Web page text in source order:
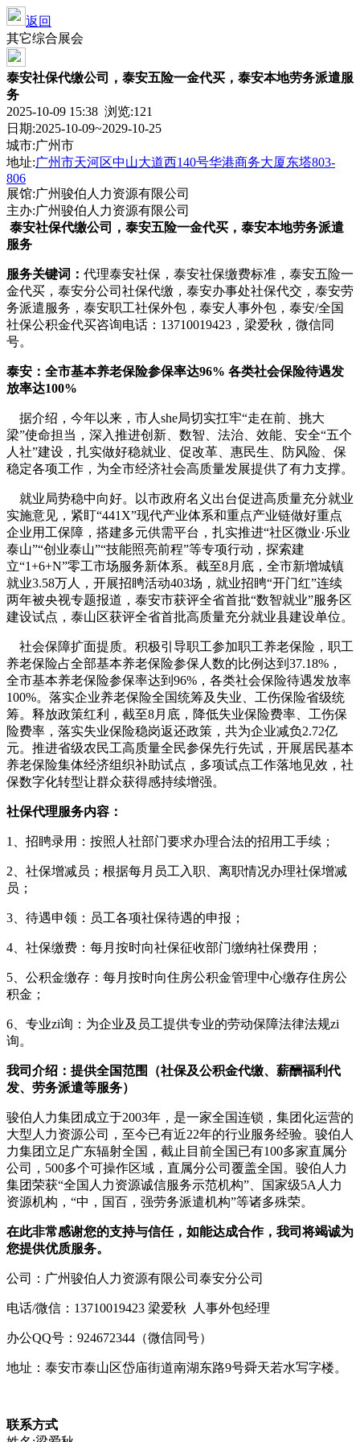
返回
其它综合展会
泰安社保代缴公司，泰安五险一金代买，泰安本地劳务派遣服
务
2025-10-09 15:38 浏览:121
日期:2025-10-09~2029-10-25
城市:广州市
地址:广州市天河区中山大道西140号华港商务大厦东塔803-
806
展馆:广州骏伯人力资源有限公司
主办:广州骏伯人力资源有限公司
泰安社保代缴公司，泰安五险一金代买，泰安本地劳务派遣
服务
服务关键词： 代理泰安社保，泰安社保缴费标准，泰安五险一
金代买，泰安分公司社保代缴，泰安办事处社保代交，泰安劳
务派遣服务，泰安职工社保外包，泰安人事外包，泰安/全国
社保公积金代买咨询电话：13710019423，梁爱秋，微信同
号。
泰安：全市基本养老保险参保率达96% 各类社会保险待遇发
放率达100%
据介绍，今年以来，市人she局切实扛牢“走在前、挑大
梁”使命担当，深入推进创新、数智、法治、效能、安全“五个
人社”建设，扎实做好稳就业、促改革、惠民生、防风险、保
稳定各项工作，为全市经济社会高质量发展提供了有力支撑。
就业局势稳中向好。以市政府名义出台促进高质量充分就业
实施意见，紧盯“441X”现代产业体系和重点产业链做好重点
企业用工保障，搭建多元供需平台，扎实推进“社区微业·乐业
泰山”“创业泰山”“技能照亮前程”等专项行动，探索建
立“1+6+N”零工市场服务新体系。截至8月底，全市新增城镇
就业3.58万人，开展招䀻活动403场，就业招䀻“开门红”连续
两年被央视专题报道，泰安市获评全省首批“数智就业”服务区
建设试点，泰山区获评全省首批高质量充分就业县建设单位。
社会保障扩面提质。积极引导职工参加职工养老保险，职工
养老保险占全部基本养老保险参保人数的比例达到37.18%，
全市基本养老保险参保率达到96%，各类社会保险待遇发放率
100%。落实企业养老保险全国统筹及失业、工伤保险省级统
筹。释放政策红利，截至8月底，降低失业保险费率、工伤保
险费率，落实失业保险稳岗返还政策，共为企业减负2.72亿
元。推进省级农民工高质量全民参保先行先试，开展居民基本
养老保险集体经济组织补助试点，多项试点工作落地见效，社
保数字化转型让群众获得感持续增强。
社保代理服务内容：
1、招䀻录用：按照人社部门要求办理合法的招用工手续；
2、社保增减员；根据每月员工入职、离职情况办理社保增减
员；
3、待遇申领：员工各项社保待遇的申报；
4、社保缴费：每月按时向社保征收部门缴纳社保费用；
5、公积金缴存：每月按时向住房公积金管理中心缴存住房公
积金；
6、专业zi询：为企业及员工提供专业的劳动保障法律法规zi
询。
我司介绍：提供全国范围（社保及公积金代缴、薪酬福利代
发、劳务派遣等服务）
骏伯人力集团成立于2003年，是一家全国连锁，集团化运营的
大型人力资源公司，至今已有近22年的行业服务经验。骏伯人
力集团立足广东辐射全国，截止目前全国已有100多家直属分
公司，500多个可操作区域，直属分公司覆盖全国。骏伯人力
集团荣获“全国人力资源诚信服务示范机构”、国家级5A人力
资源机构，“中，国百，强劳务派遣机构”等诸多殊荣。
在此非常感谢您的支持与信任，如能达成合作，我司将竭诚为
您提供优质服务。
公司：广州骏伯人力资源有限公司泰安分公司
电话/微信：13710019423 梁爱秋 人事外包经理
办公QQ号：924672344（微信同号）
地址：泰安市泰山区岱庙街道南湖东路9号舜天若水写字楼。
联系方式